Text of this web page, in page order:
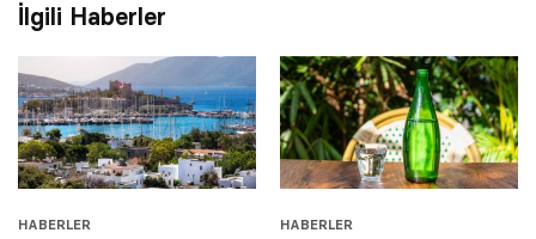
İlgili Haberler
HABERLER HABERLER